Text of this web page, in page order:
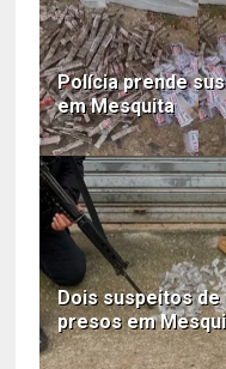
Polícia prende
em Mesquita
Dois suspeitos
presos em